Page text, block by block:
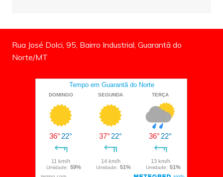
Rua José Dolci, 95, Bairro Industrial, Guarantã do
Norte/MT